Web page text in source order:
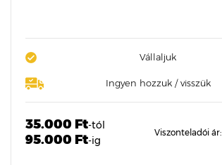
Vállaljuk
Ingyen hozzuk / visszük
35.000 Ft-tól
95.000 Ft-ig
Viszonteladói ár: